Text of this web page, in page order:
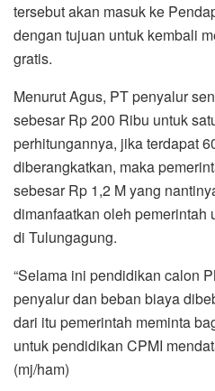
tersebut akan masuk ke
dengan tujuan untuk kembali
gratis.
Menurut Agus, PT penyalur
sebesar Rp 200 Ribu untuk
perhitungannya, jika terdapat
diberangkatkan, maka
sebesar Rp 1,2 M yang
dimanfaatkan oleh pemerintah
di Tulungagung.
“Selama ini pendidikan calon
penyalur dan beban biaya
dari itu pemerintah meminta
untuk pendidikan CPMI
(mj/ham)